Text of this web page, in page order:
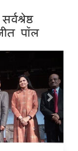
पॉल